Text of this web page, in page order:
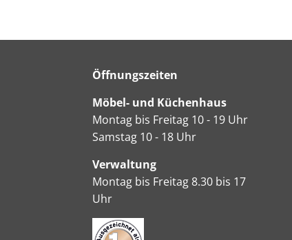
Öffnungszeiten
Möbel- und Küchenhaus
Montag bis Freitag 10 - 19 Uhr
Samstag 10 - 18 Uhr
Verwaltung
Montag bis Freitag 8.30 bis 17
Uhr